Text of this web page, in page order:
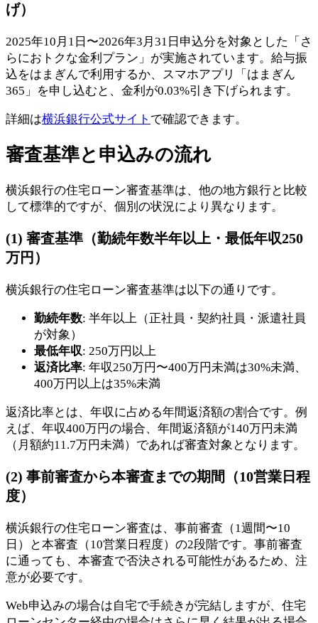
げ）
2025年10月1日〜2026年3月31日申込分を対象とした「さ
らにおトクな金利プラン」が実施されています。給与振
込をはまぎんで利用するか、スマホアプリ「はまぎん
365」を申し込むと、金利が0.03%引き下げられます。
詳細は横浜銀行公式サイト で確認できます。
審査基準と申込みの流れ
横浜銀行の住宅ローン審査基準は、他の地方銀行と比較
して標準的ですが、個別の状況により異なります。
(1) 審査基準（勤続年数半年以上・最低年収250
万円）
横浜銀行の住宅ローン審査基準は以下の通りです。
勤続年数: 半年以上（正社員・契約社員・派遣社員
が対象）
最低年収: 250万円以上
返済比率: 年収250万円〜400万円未満は30%未満、
400万円以上は35%未満
返済比率とは、年収に占める年間返済額の割合です。例
えば、年収400万円の場合、年間返済額が140万円未満
（月額約11.7万円未満）であれば審査対象となります。
(2) 事前審査から本審査までの期間（10営業日程
度）
横浜銀行の住宅ローン審査は、事前審査（1週間〜10
日）と本審査（10営業日程度）の2段階です。事前審査
に通っても、本審査で否決される可能性があるため、注
意が必要です。
Web申込みの場合は自宅で手続きが完結しますが、住宅